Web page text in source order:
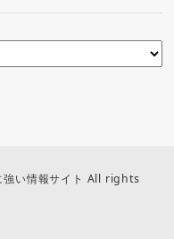
い情報サイト All rights